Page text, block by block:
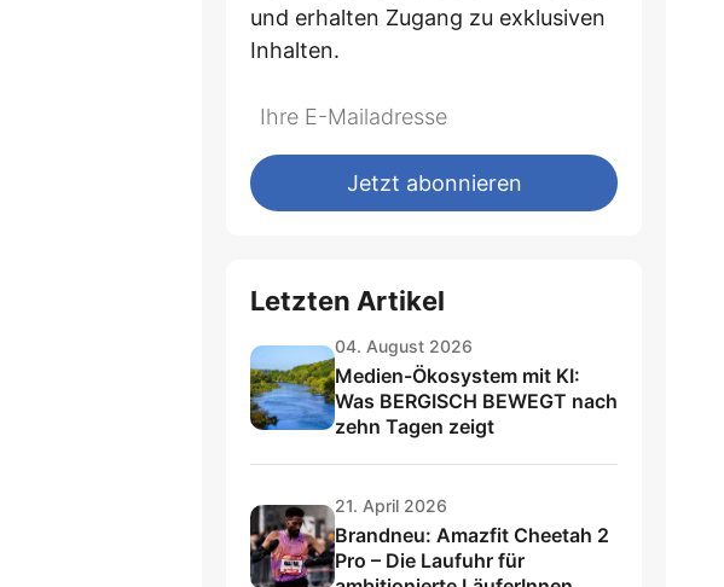
und erhalten Zugang zu exklusiven
Inhalten.
Do
fill
this
*Ihre
Mailadresse:Jetzt abonnieren
Letzten Artikel
04. August 2026
Medien-Ökosystem mit KI:
Was BERGISCH BEWEGT nach
zehn Tagen zeigt
21. April 2026
Brandneu: Amazfit Cheetah 2
Pro – Die Laufuhr für